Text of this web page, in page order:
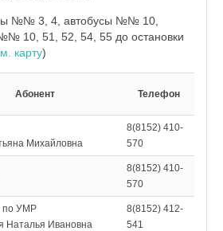
№№ 3, 4, автобусы №№ 10,
10, 51, 52, 54, 55 до остановки
карту)
Абонент Телефон
Михайловна
8(8152) 410-
570
8(8152) 410-
570
по УМР
Наталья Ивановна
8(8152) 412-
541